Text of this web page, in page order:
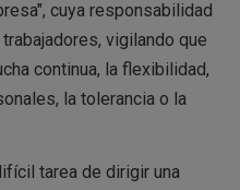
cuya responsabilidad
vigilando que
continua, la flexibilidad,
la tolerancia o la
tarea de dirigir una